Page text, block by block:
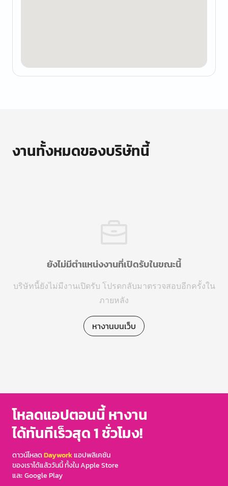
งานทั้งหมดของบริษัทนี้
ยังไม่มีตำแหน่งงานที่เปิดรับในขณะนี้
บริษัทนี้ยังไม่มีงานเปิดรับ โปรดกลับมาตรวจสอบอีกครั้งใน
ภายหลัง
หางานบนเว็บ
โหลดแอปตอนนี้ หางาน
ได้ทันทีเร็วสุด 1 ชั่วโมง!
ดาวน์โหลดDayworkแอปพลิเคชัน
ของเราได้แล้ววันนี้ ทั้งใน Apple Store
และ Google Play